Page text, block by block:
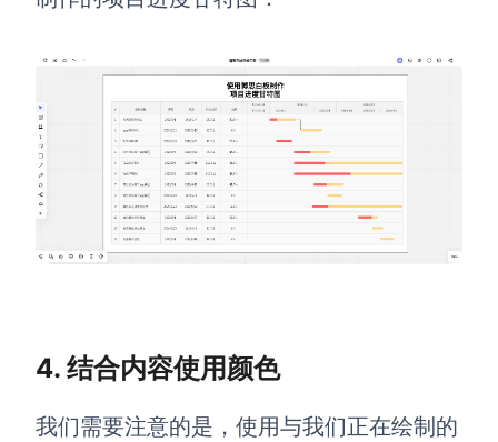
企业版申请试用
帮助中心
获取详细功能指南和技术支持
知识分享社区
探索创意灵感与高效协作技巧
4. 结合内容使用颜色
我们需要注意的是，使用与我们正在绘制的